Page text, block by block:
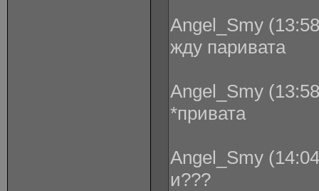
Angel_Smy
жду паривата
Angel_Smy
*привата
Angel_Smy
и???